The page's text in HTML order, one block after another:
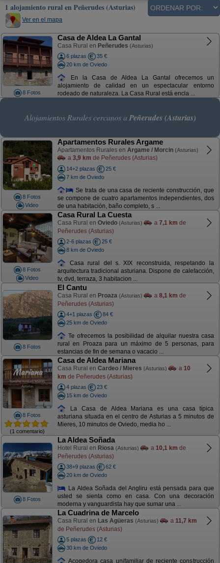
1 alojamiento rural en Peñerudes (Asturias)
Ver en el mapa
8 Fotos
Casa de Aldea La Gantal
Casa Rural en Peñerudes (Asturias)
6 plazas
35 €
20 km de Oviedo
En la Casa de Aldea La Gantal ofrecemos un
alojamiento de calidad en un espectacular entorno
rodeado de naturaleza. La Casa Rural está encla ...
Alojamientos Rurales cercanos a Peñerudes (Asturias)
8 Fotos
Video
Apartamentos Rurales Argame
Apartamentos Rurales en Argame / Morcin (Asturias)
a 3,9 km de Peñerudes (Asturias)
14+2 plazas
25 €
7 km de Oviedo
Se trata de una casa de reciente construcción, que
se compone de cuatro apartamentos independientes, dos
de una habitación, baño completo, s ...
8 Fotos
Video
Casa Rural La Cuesta
Casa Rural en Oviedo (Asturias) a 7,1 km de
Peñerudes (Asturias)
2-6 plazas
25 €
8 km de Oviedo
Casa rural del s. XIX reconstruida, respetando la
arquitectura tradicional asturiana. Dispone de calefacción,
tv, dvd, terraza, 3 habitacion ...
8 Fotos
El Cantu
Casa Rural en Proaza (Asturias) a 8,1 km de
Peñerudes (Asturias)
4+1 plazas
84 €
25 km de Oviedo
Te ofrecemos la posibilidad de alquilar nuestra casa
rural en Proaza para un máximo de 5 personas, para
estancias de fin de semana o vacacio ...
8 Fotos
(1 comentario)
Casa de Aldea Mariana
Casa Rural en Cardeo / Mieres (Asturias) a 10
km de Peñerudes (Asturias)
4 plazas
23 €
15 km de Oviedo
La Casa de Aldea Mariana es una casa típica
asturiana situada en el centro de Asturias a 5 minutos de
Mieres, 10 minutos de Oviedo, media ho ...
8 Fotos
La Aldea Soñada
Hotel Rural en Riosa (Asturias) a 10,1 km de
Peñerudes (Asturias)
38+9 plazas
62 €
20 km de Oviedo
La Aldea Soñada del Angliru está pensada para que
usted se sienta como en casa. Con una decoración
moderna y vanguardista hay que sumar una ...
La Cuadrina de Marcelo
Casa Rural en Las Agüeras (Asturias) a 11,7 km
de Peñerudes (Asturias)
5 plazas
12 €
30 km de Oviedo
Acogedora casa unifamiliar de reciente construcción